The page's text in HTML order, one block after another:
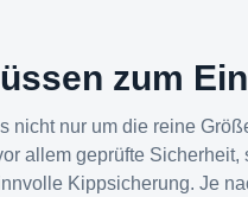
zum
nicht nur um die reine
allem geprüfte Sicherheit,
Kippsicherung. Je